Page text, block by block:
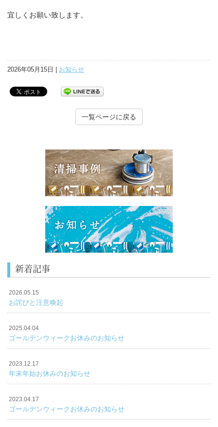
宜しくお願い致します。
2026年05月15日 | お知らせ
一覧ページに戻る
新着記事
2026.05.15
お詫びと注意喚起
2025.04.04
ゴールデンウィークお休みのお知らせ
2023.12.17
年末年始お休みのお知らせ
2023.04.17
ゴールデンウィークお休みのお知らせ